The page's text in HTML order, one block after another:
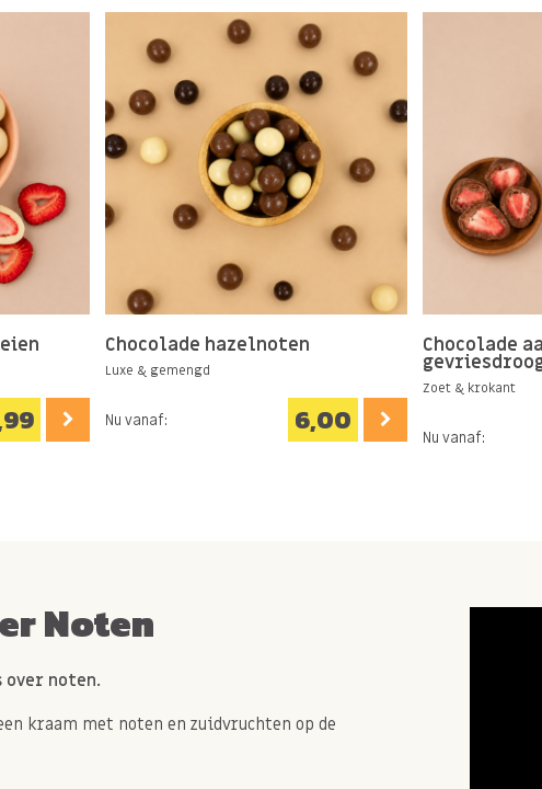
fruit zo bijzonder?
smaak en voedingsstoffen
suikers
fruitsmaak
Chocolade hazelnoten
Luxe & gemengd
Nu vanaf: 6,00
Chocolade
Zoet & krokant
Nu vanaf:
Noten
noten.
kraam met noten en zuidvruchten op de